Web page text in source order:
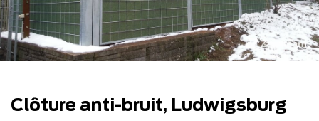
Clôture anti-bruit, Ludwigsburg